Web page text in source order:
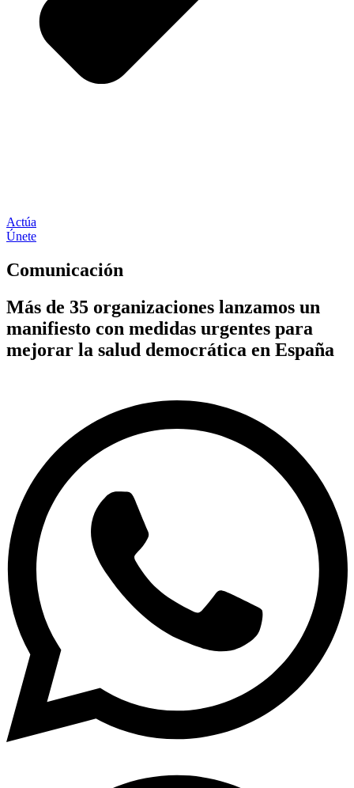
Actúa
Únete
Comunicación
Más de 35 organizaciones lanzamos un
manifiesto con medidas urgentes para
mejorar la salud democrática en España